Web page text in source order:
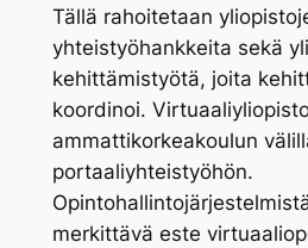
Tällä rahoitetaan
yhteistyöhankkeita sekä
kehittämistyötä, joita
koordinoi.
ammattikorkeakoulun
portaaliyhteistyöhön.
merkittävä este